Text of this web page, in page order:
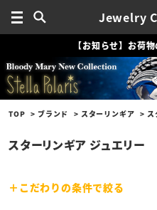
Jewelry
【お知らせ】お荷
TOP ブランド スターリンギア ス
スターリンギア ジュエリー
こだわりの条件で絞る